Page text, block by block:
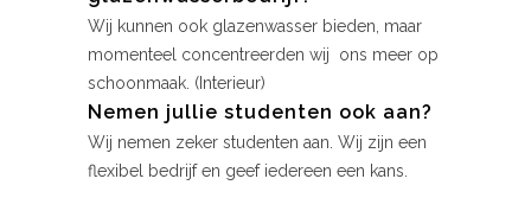
Wij kunnen ook glazenwasser bieden, maar
momenteel concentreerden wij ons meer op
schoonmaak. (Interieur)
Nemen jullie studenten ook aan?
Wij nemen zeker studenten aan. Wij zijn een
flexibel bedrijf en geef iedereen een kans.